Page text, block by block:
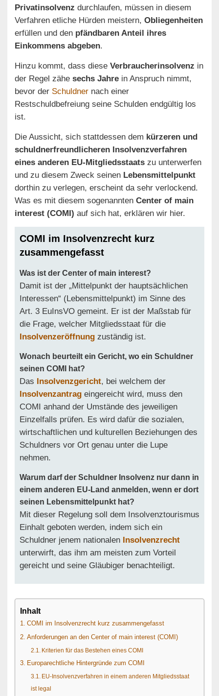
Privatinsolvenz durchlaufen, müssen in diesem
Verfahren etliche Hürden meistern, Obliegenheiten
erfüllen und den pfändbaren Anteil ihres
Einkommens abgeben.
Hinzu kommt, dass diese Verbraucherinsolvenz in
der Regel zähe sechs Jahre in Anspruch nimmt,
bevor der Schuldner nach einer
Restschuldbefreiung seine Schulden endgültig los
ist.
Die Aussicht, sich stattdessen dem kürzeren und
schuldnerfreundlicheren Insolvenzverfahren
eines anderen EU-Mitgliedsstaats zu unterwerfen
und zu diesem Zweck seinen Lebensmittelpunkt
dorthin zu verlegen, erscheint da sehr verlockend.
Was es mit diesem sogenannten Center of main
interest (COMI) auf sich hat, erklären wir hier.
COMI im Insolvenzrecht kurz
zusammengefasst
Was ist der Center of main interest?
Damit ist der „Mittelpunkt der hauptsächlichen
Interessen“ (Lebensmittelpunkt) im Sinne des
Art. 3 EuInsVO gemeint. Er ist der Maßstab für
die Frage, welcher Mitgliedsstaat für die
Insolvenzeröffnung zuständig ist.
Wonach beurteilt ein Gericht, wo ein Schuldner
seinen COMI hat?
Das Insolvenzgericht, bei welchem der
Insolvenzantrag eingereicht wird, muss den
COMI anhand der Umstände des jeweiligen
Einzelfalls prüfen. Es wird dafür die sozialen,
wirtschaftlichen und kulturellen Beziehungen des
Schuldners vor Ort genau unter die Lupe
nehmen.
Warum darf der Schuldner Insolvenz nur dann in
einem anderen EU-Land anmelden, wenn er dort
seinen Lebensmittelpunkt hat?
Mit dieser Regelung soll dem Insolvenztourismus
Einhalt geboten werden, indem sich ein
Schuldner jenem nationalen
Insolvenzrecht
unterwirft, das ihm am meisten zum Vorteil
gereicht und seine Gläubiger benachteiligt.
Inhalt
COMI im Insolvenzrecht kurz zusammengefasst
Anforderungen an den Center of main interest (COMI)
Kriterien für das Bestehen eines COMI
Europarechtliche Hintergründe zum COMI
EU-Insolvenzverfahren in einem anderen Mitgliedsstaat
ist legal